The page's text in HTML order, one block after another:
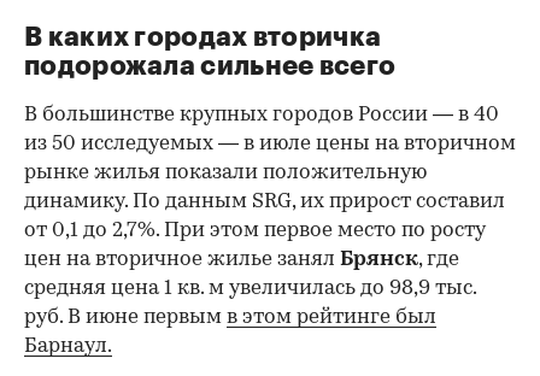
В каких городах вторичка
подорожала сильнее всего
В большинстве крупных городов России — в 40
из 50 исследуемых — в июле цены на вторичном
рынке жилья показали положительную
динамику. По данным SRG, их прирост составил
от 0,1 до 2,7%. При этом первое место по росту
цен на вторичное жилье занял Брянск, где
средняя цена 1 кв. м увеличилась до 98,9 тыс.
руб. В июне первым в этом рейтинге был
Барнаул.